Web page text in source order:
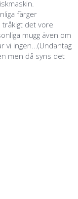
färger
tråkigt det vore
mugg även om
vi ingen...(Undantag
men då syns det